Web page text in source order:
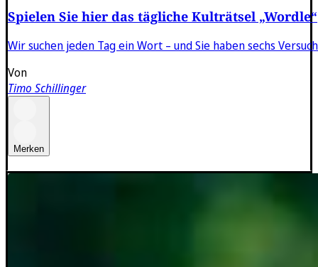
Spielen Sie hier das tägliche Kulträtsel „Wordle“
Wir suchen jeden Tag ein Wort – und Sie haben sechs
Von
Timo Schillinger
Merken